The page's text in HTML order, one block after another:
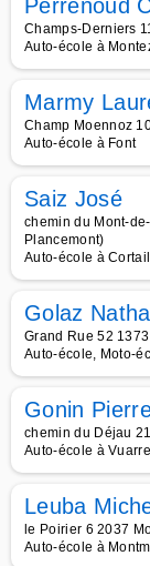
Perrenoud
Champs-Derniers
Auto-école à
Marmy
Champ Moennoz
Auto-école à Font
Saiz José
chemin du Mont-
Plancemont)
Auto-école à
Golaz
Grand Rue 52
Auto-école, Moto-
Gonin
chemin du Déjau
Auto-école à
Leuba
le Poirier 6 2037
Auto-école à